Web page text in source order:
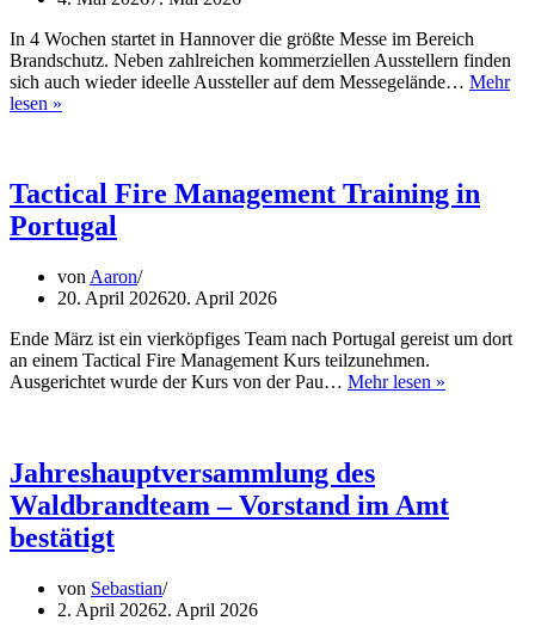
In 4 Wochen startet in Hannover die größte Messe im Bereich
Brandschutz. Neben zahlreichen kommerziellen Ausstellern finden
sich auch wieder ideelle Aussteller auf dem Messegelände… Mehr
lesen »
Tactical Fire Management Training in
Portugal
von Aaron
20. April 202620. April 2026
Ende März ist ein vierköpfiges Team nach Portugal gereist um dort
an einem Tactical Fire Management Kurs teilzunehmen.
Ausgerichtet wurde der Kurs von der Pau… Mehr lesen »
Jahreshauptversammlung des
Waldbrandteam – Vorstand im Amt
bestätigt
von Sebastian
2. April 20262. April 2026